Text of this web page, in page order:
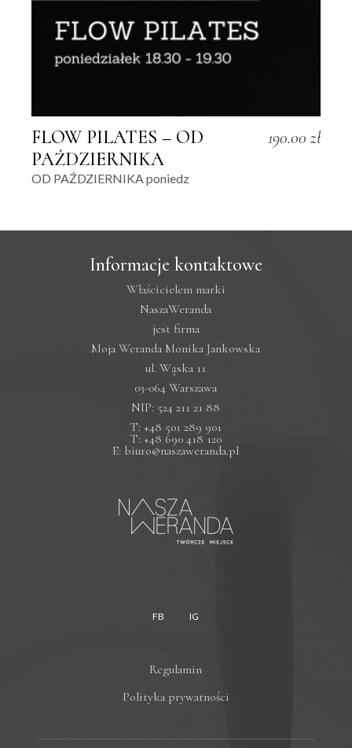
FLOW PILATES – OD
PAŹDZIERNIKA
190.00 zł
OD PAŹDZIERNIKA poniedz
Informacje kontaktowe
Właścicielem marki
NaszaWeranda
jest firma
Moja Weranda Monika Jankowska
ul. Wąska 11
03-064 Warszawa
NIP: 524 211 21 88
T: +48 501 289 901
T: +48 690 418 120
E: biuro@naszaweranda.pl
FB IG
Regulamin
Polityka prywatności